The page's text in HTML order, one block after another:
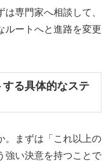
専門家へ相談して、
ルートへと進路を変更
る具体的なステ
。まずは「これ以上の
強い決意を持つことで